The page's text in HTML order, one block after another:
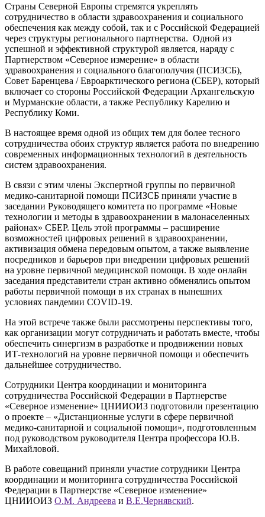
Страны Северной Европы стремятся укреплять
сотрудничество в области здравоохранения и социального
обеспечения как между собой, так и с Российской Федерацией
через структуры регионального партнерства. Одной из
успешной и эффективной структурой является, наряду с
Партнерством «Северное измерение» в области
здравоохранения и социального благополучия (ПСИЗСБ),
Совет Баренцева / Евроарктического региона (СБЕР), который
включает со стороны Российской Федерации Архангельскую
и Мурманские области, а также Республику Карелию и
Республику Коми.
В настоящее время одной из общих тем для более тесного
сотрудничества обоих структур является работа по внедрению
современных информационных технологий в деятельность
систем здравоохранения.
В связи с этим члены Экспертной группы по первичной
медико-санитарной помощи ПСИЗСБ приняли участие в
заседании Руководящего комитета по программе «Новые
технологии и методы в здравоохранении в малонаселенных
районах» СБЕР. Цель этой программы – расширение
возможностей цифровых решений в здравоохранении,
активизация обмена передовым опытом, а также выявление
посредников и барьеров при внедрении цифровых решений
на уровне первичной медицинской помощи. В ходе онлайн
заседания представители стран активно обменялись опытом
работы первичной помощи в их странах в нынешних
условиях пандемии COVID-19.
На этой встрече также были рассмотрены перспективы того,
как организации могут сотрудничать и работать вместе, чтобы
обеспечить синергизм в разработке и продвижении новых
ИТ-технологий на уровне первичной помощи и обеспечить
дальнейшее сотрудничество.
Сотрудники Центра координации и мониторинга
сотрудничества Российской Федерации в Партнерстве
«Северное изменение» ЦНИИОИЗ подготовили презентацию
о проекте – «Дистанционные услуги в сфере первичной
медико-санитарной и социальной помощи», подготовленным
под руководством руководителя Центра профессора Ю.В.
Михайловой.
В работе совещаний приняли участие сотрудники Центра
координации и мониторинга сотрудничества Российской
Федерации в Партнерстве «Северное изменение»
ЦНИИОИЗ О.М. Андреева и В.Е.Чернявский.